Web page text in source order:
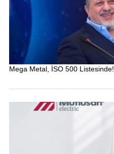
Mega Metal, İSO 500 Listesinde!